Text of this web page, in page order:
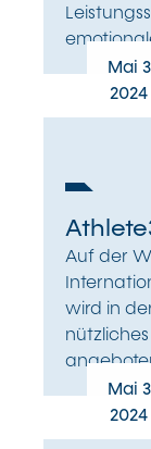
Mai 3
2024
Auf der
wird in
Mai 3
2024